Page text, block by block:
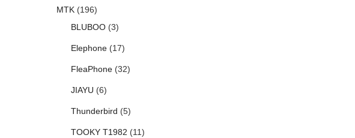
MTK(196)
BLUBOO(3)
Elephone(17)
FleaPhone(32)
JIAYU (6)
Thunderbird (5)
TOOKY T1982 (11)